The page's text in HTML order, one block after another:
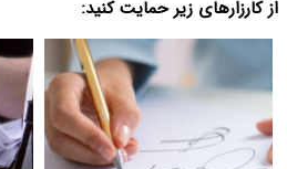
از کارزارهای زیر حمایت کنید: